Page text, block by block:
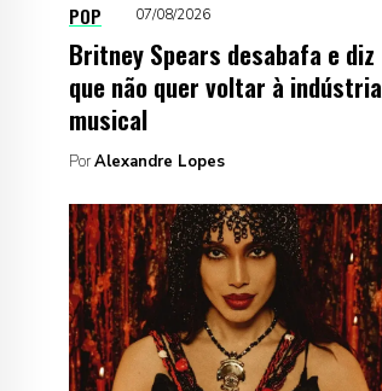
POP 07/08/2026
Britney Spears desabafa e diz
que não quer voltar à indústria
musical
PorAlexandre Lopes